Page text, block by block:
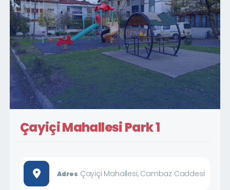
Çayiçi Mahallesi Park 1
Adres Çayiçi Mahallesi, Cambaz Caddesi